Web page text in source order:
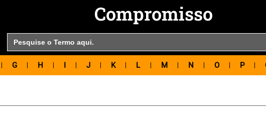
Compromisso
Search
for:
G H I J K L M N O P